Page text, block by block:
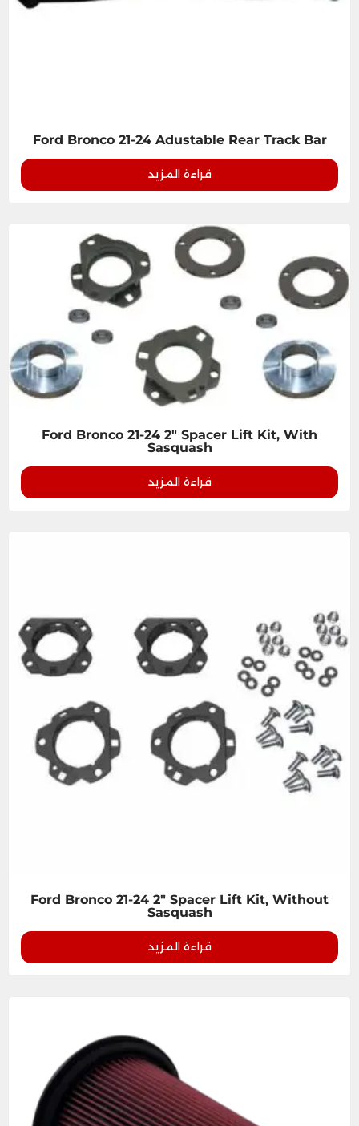
Ford Bronco 21-24 Adustable Rear Track Bar
قراءة المزيد
Ford Bronco 21-24 2" Spacer Lift Kit, With
Sasquash
قراءة المزيد
Ford Bronco 21-24 2" Spacer Lift Kit, Without
Sasquash
قراءة المزيد